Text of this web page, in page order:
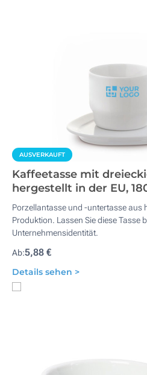
AUSVERKAUFT
Kaffeetasse mit
hergestellt in der EU,
Porzellantasse und -untertasse aus
Produktion. Lassen Sie diese Tasse
Unternehmensidentität.
Ab:5,88 €
Details sehen >